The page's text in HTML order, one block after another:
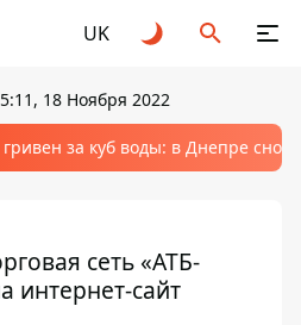
UK
18 Ноября 2022
гривен за куб воды: в Днепре
сеть «АТБ-
интернет-сайт